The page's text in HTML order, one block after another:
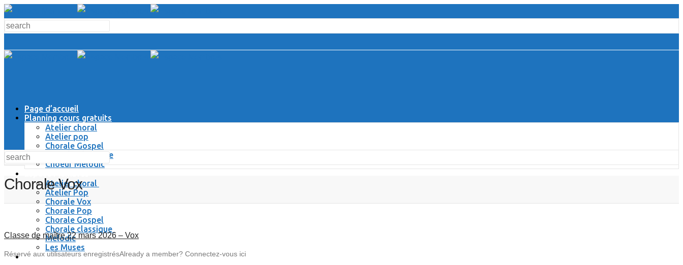
Page d’accueil
Planning cours gratuits
Atelier choral
Atelier pop
Chorale Gospel
Chorale Classique
Choeur Melodic
Atelier choral
Atelier Pop
Chorale Vox
Chorale Pop
Chorale Gospel
Chorale classique
Melodic
Les Muses
Se connecter / se déconnecter
Chorale Vox
Classe de maître 22 mars 2026 – Vox
Réservé aux utilisateurs enregistrésAlready a member? Connectez-vous ici